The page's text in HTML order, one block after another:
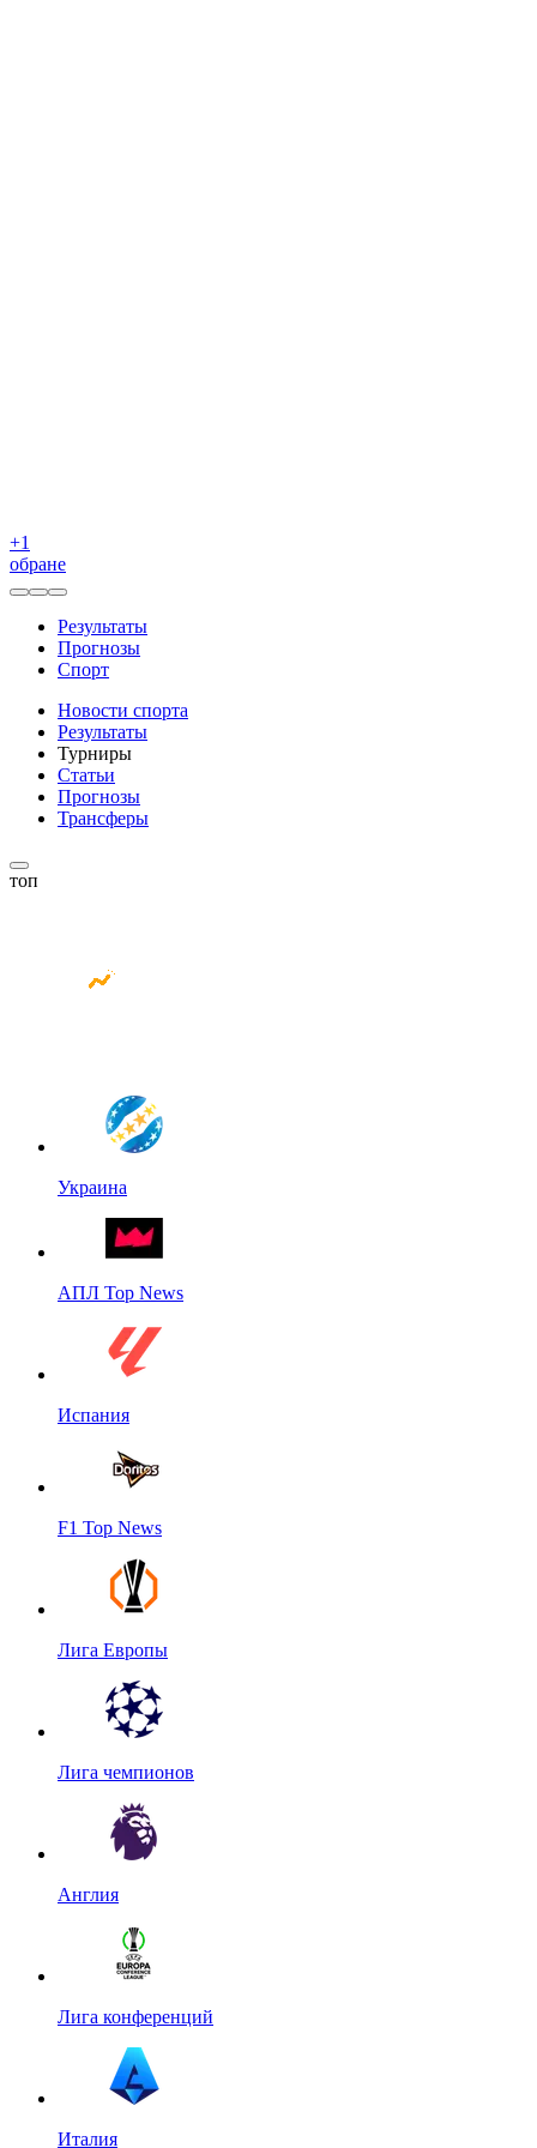
+1
обране
Результаты
Прогнозы
Спорт
Новости спорта
Результаты
Турниры
Статьи
Прогнозы
Трансферы
топ
Украина
АПЛ Top News
Испания
F1 Top News
Лига Европы
Лига чемпионов
Англия
Лига конференций
Италия